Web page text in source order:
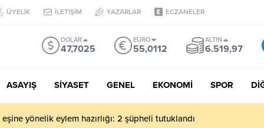
ÜYELİK İLETİŞİM YAZARLAR ECZANELER
DOLAR
47,7025
EURO
55,0112
ALTIN
6.519,97
ASAYIŞ SİYASET GENEL EKONOMİ SPOR
milyonluk vurgun iddiası: Haluk Levent ve Ekibine gözaltı